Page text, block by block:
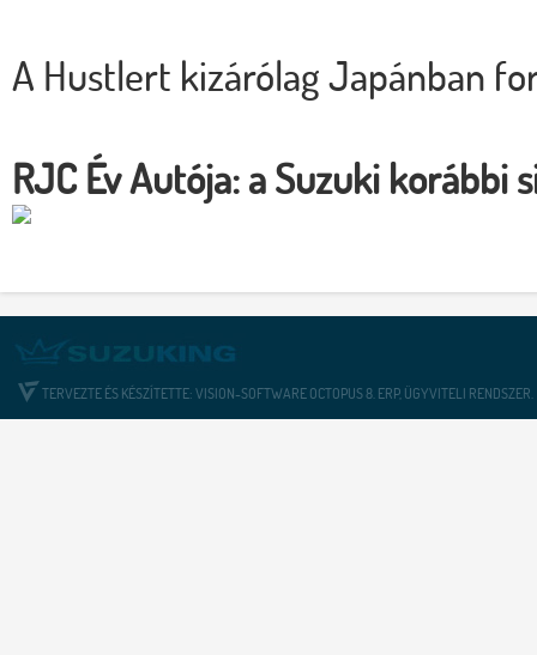
A Hustlert kizárólag Japánban
RJC Év Autója: a Suzuki korábbi
TERVEZTE ÉS KÉSZÍTETTE: VISION-SOFTWARE OCTOPUS 8. ERP, ÜGYVITELI RENDSZER.